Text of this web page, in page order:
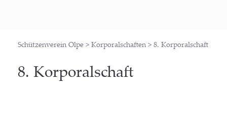
Schützenverein Olpe > Korporalschaften > 8. Korporalschaft
8. Kor­po­ral­schaft